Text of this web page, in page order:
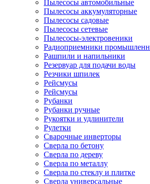
Пылесосы автомобильные
Пылесосы аккумуляторные
Пылесосы садовые
Пылесосы сетевые
Пылесосы-электровеники
Радиоприемники
Рашпили и напильники
Резервуар для подачи воды
Резчики шпилек
Рейсмусы
Рейсмусы
Рубанки
Рубанки ручные
Рукоятки и удлинители
Рулетки
Сварочные инверторы
Сверла по бетону
Сверла по дереву
Сверла по металлу
Сверла по стеклу и плитке
Сверла универсальные